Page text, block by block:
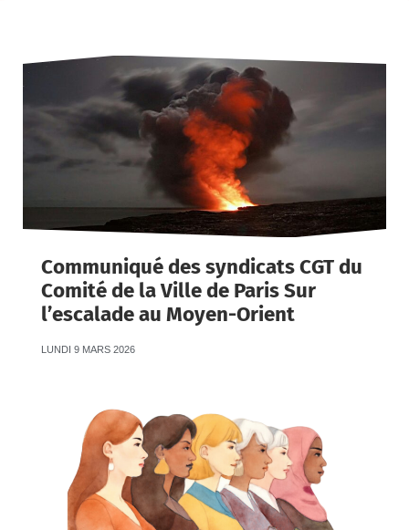
Communiqué des syndicats CGT du
Comité de la Ville de Paris Sur
l’escalade au Moyen-Orient
LUNDI 9 MARS 2026